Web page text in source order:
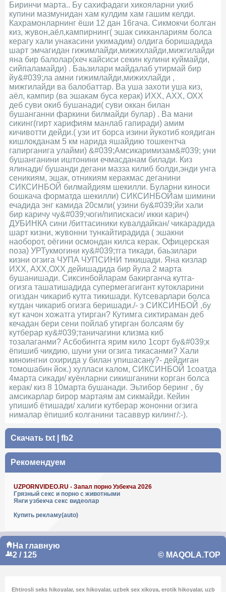
Биринчи марта.. Бу сахифадаги хикояларни укиб
купини мазмунидан хам кулдим хам гашим келди.
Кахрамонларнинг ёши 12 дан 16гача. Сикмокчи болган
киз, жувон,аёл,кампирнинг( эшак сикканлариям болса
керагу хали унакасини укимадим) олдига боришадида
шарт эмчагидан гижимлайди,мижихлайди,мижгилайди
яна бир балолар(хеч кайсиси секин кулини куймайди,
сийпаламайди) . Баьзилари майдалаб утирмай бир
йу&#039;ла амни гижимлайди,мижихлайди ,
мижгилайди ва балобаттар. Ва уша захоти уша киз,
аёл, кампир (ва эшакам буса керак) ИХХ, АХХ, ОХХ
деб суви окиб бушанади( суви оккан билан
бушанганни фаркини билмайди булар) . Ва мани
сикинг(гирт харифиям манлаб гапиради) амим
кичивотти дейди.( узи ит борса изини йукотиб коядиган
кишлокданам 5 км нарида яшайдию тошкентча
гапирганига улайми) &#039;Амсикаримизам&#039; уни
бушанганини иштонини ечмасданам билади. Киз
ялинади/ бушанди дегани мазза килиб болди,энди унга
сеникиям, эшак, отникиям керакмас деганини
СИКСИНБОЙ билмайдиям шекилли. Буларни киноси
бошкача форматда шекилли) СИКСИНБОЙам шимини
ечадида энг камида 20смли( узини бу&#039;йи хали
бир каричу чу&#039;чоги/пипискаси/ икки карич)
ДУБИНКА сини /биттасиники кувалдайкан/ чикарадида
шарт кизни, жувонни тункайтирадида ( эшакни
наоборот, оёгини осмондан килса керак. Офицерская
поза) УРТукмогини ку&#039;тга тикади, баьзилари
кизни огзига ЧУПА ЧУПСИНИ тикишади. Яна кизлар
ИХХ, АХХ,ОХХ дейишадида бир йула 2 марта
бушанишади. Сиксинбойларам бакирганча кутга-
огизга ташатишадида супермегагигант кутокларини
огиздан чикариб кутга тикишади. Кутсеварлари болса
кутдан чикариб огизга беришади./- э СИКСИНБОЙ ,бу
кут качон хожатга утирган? Кутимга сиктираман деб
кечадан бери сени пойлаб утирган болсаям бу
кутберар ку&#039;таничагини клизма киб
тозалаганми? Асбобингга ярим кило 1сорт бу&#039;к
ёпишиб чикдию, шуни уни огзига тикасанми? Хали
киноингни охирида у билан упишасану?- дейдиган
томошабин йок.) хулласи калом, СИКСИНБОЙ 1соатда
4марта сикади/ куёнларни сикишганини корган болса
керак/ киз 8 10марта бушанади. Эьтибор беринг , бу
амсикарлар бирор мартаям ам сикмайди. Кейин
упишиб ётишади/ халиги кутберар жононни огзига
нималар ёпишиб колганини тасаввур килинг/:-).
Скачать txt fb2
Рекомендуем
UZPORNVIDEO.RU - Запал порно Узбекча 2026
Грязный секс и порно с животными
Янги узбекча секс видеолар
Купить рекламу(auto)
На главную
2 / 125
© MAQOLA.TOP
Ehtirosli seks hikoyalar, sex hikoyalar, uzbek sex xikoya, erotik hikoyalar, uzb